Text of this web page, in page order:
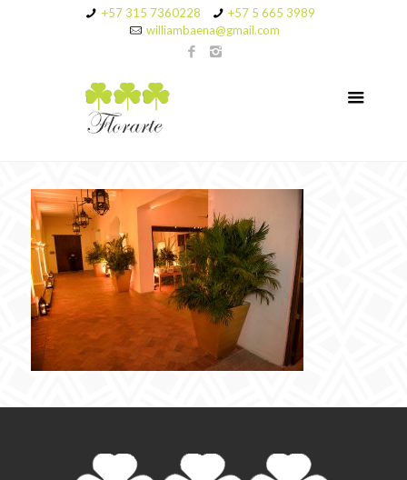
+57 315 7360228
+57 5 665 3989
williambaena@gmail.com